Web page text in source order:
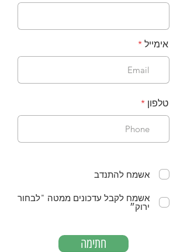
אשמח להתנדב
אימייל
טלפון
אשמח לקבל עדכונים ממטה "לבחור
ירוק״
חתימה